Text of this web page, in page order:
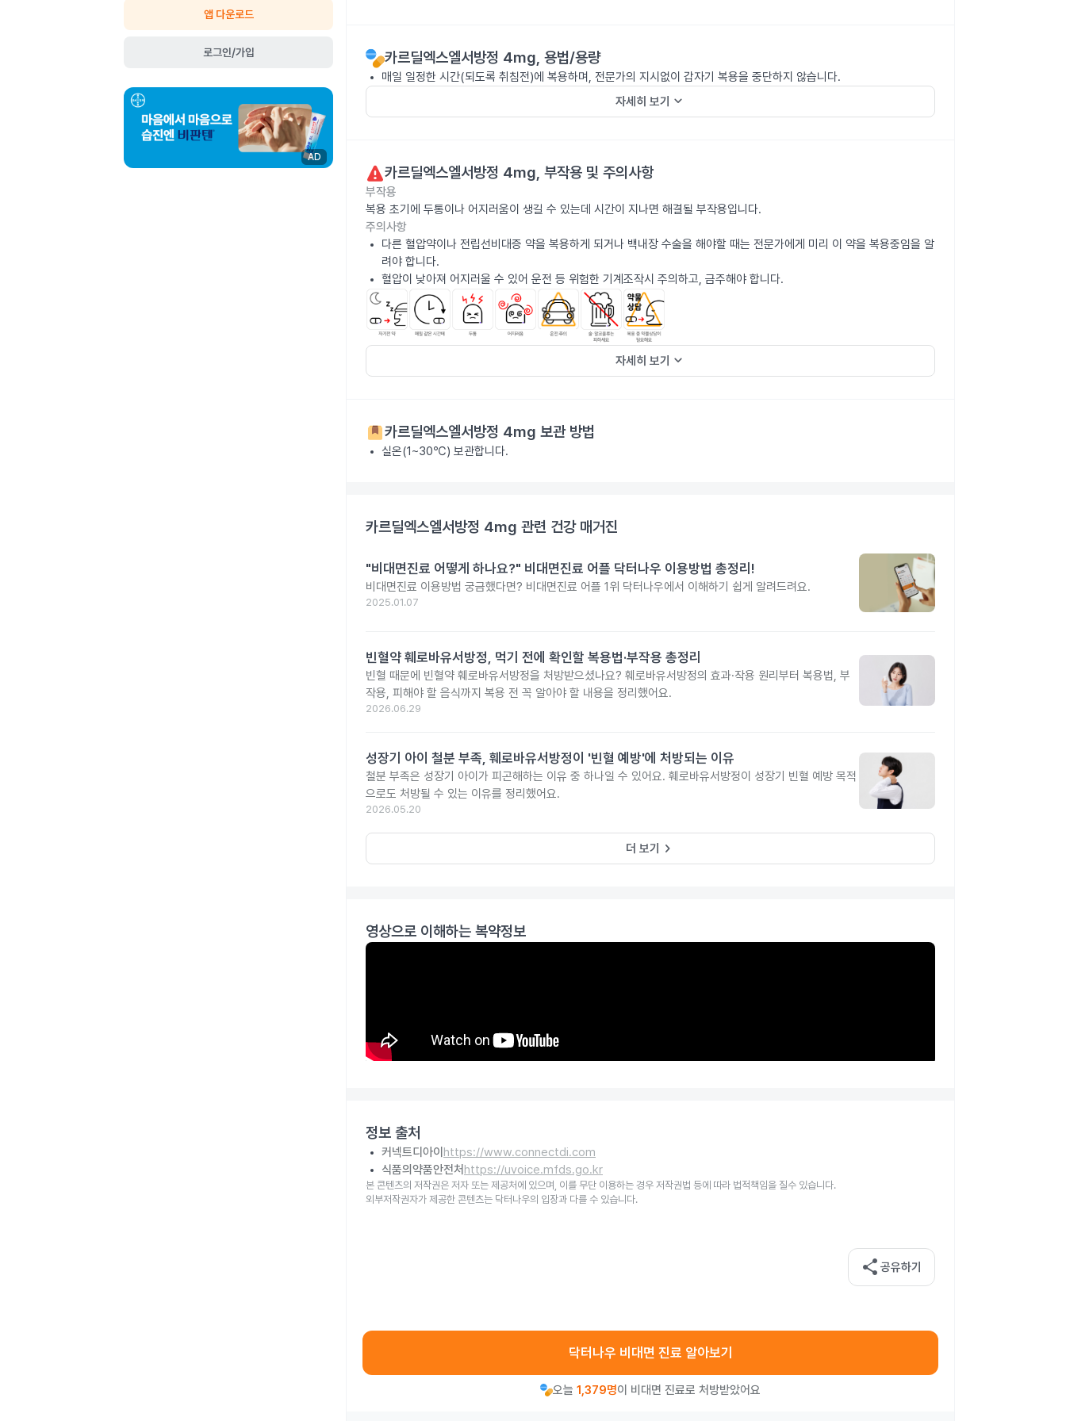
앱 다운로드
로그인/가입
AD
카르딜엑스엘서방정 4mg, 용법/용량
매일 일정한 시간(되도록 취침전)에 복용하며, 전문가의 지시없이 갑자기 복용을 중단하지 않습니다.
자세히 보기 keyboard_arrow_down
카르딜엑스엘서방정 4mg, 부작용 및 주의사항
부작용
복용 초기에 두통이나 어지러움이 생길 수 있는데 시간이 지나면 해결될 부작용입니다.
주의사항
다른 혈압약이나 전립선비대증 약을 복용하게 되거나 백내장 수술을 해야할 때는 전문가에게 미리 이 약을 복용중임을 알
려야 합니다.
혈압이 낮아져 어지러울 수 있어 운전 등 위험한 기계조작시 주의하고, 금주해야 합니다.
자세히 보기 keyboard_arrow_down
카르딜엑스엘서방정 4mg 보관 방법
실온(1~30℃) 보관합니다.
카르딜엑스엘서방정 4mg 관련 건강 매거진
"비대면진료 어떻게 하나요?" 비대면진료 어플 닥터나우 이용방법 총정리!
비대면진료 이용방법 궁금했다면? 비대면진료 어플 1위 닥터나우에서 이해하기 쉽게 알려드려요.
2025.01.07
빈혈약 훼로바유서방정, 먹기 전에 확인할 복용법·부작용 총정리
빈혈 때문에 빈혈약 훼로바유서방정을 처방받으셨나요? 훼로바유서방정의 효과·작용 원리부터 복용법, 부
작용, 피해야 할 음식까지 복용 전 꼭 알아야 할 내용을 정리했어요.
2026.06.29
성장기 아이 철분 부족, 훼로바유서방정이 '빈혈 예방'에 처방되는 이유
철분 부족은 성장기 아이가 피곤해하는 이유 중 하나일 수 있어요. 훼로바유서방정이 성장기 빈혈 예방 목적
으로도 처방될 수 있는 이유를 정리했어요.
2026.05.20
더 보기 keyboard_arrow_right
영상으로 이해하는 복약정보
정보 출처
커넥트디아이 https://www.connectdi.com
식품의약품안전처 https://uvoice.mfds.go.kr
본 콘텐츠의 저작권은 저자 또는 제공처에 있으며, 이를 무단 이용하는 경우 저작권법 등에 따라 법적책임을 질수 있습니다.
외부저작권자가 제공한 콘텐츠는 닥터나우의 입장과 다를 수 있습니다.
share 공유하기
닥터나우 비대면 진료 알아보기
오늘 1,379명이 비대면 진료로 처방받았어요